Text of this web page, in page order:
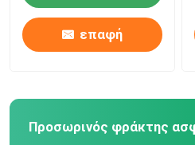
κιγκλίδωμα φραγμών
επαφή
Προσωρινός φράκτης